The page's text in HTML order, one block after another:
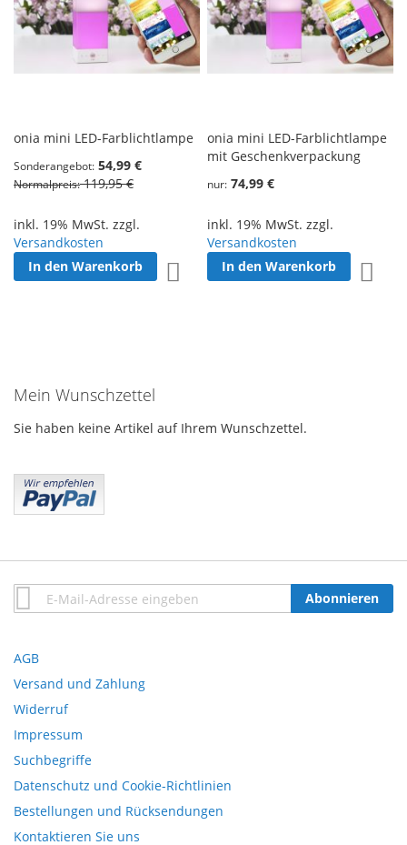
onia mini LED-Farblichtlampe
Sonderangebot 54,99 €
Normalpreis 119,95 €
inkl. 19% MwSt. zzgl.
Versandkosten
In den Warenkorb
Zur Wunschliste hinzufügen
onia mini LED-Farblichtlampe
mit Geschenkverpackung
nur 74,99 €
inkl. 19% MwSt. zzgl.
Versandkosten
In den Warenkorb
Mein Wunschzettel
Sie haben keine Artikel auf Ihrem Wunschzettel.
Anmeldung
zum
Abonnieren
AGB
Versand und Zahlung
Widerruf
Impressum
Suchbegriffe
Datenschutz und Cookie-Richtlinien
Bestellungen und Rücksendungen
Kontaktieren Sie uns